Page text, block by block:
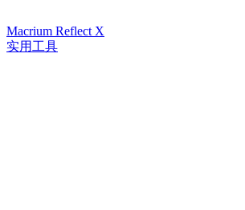
Macrium Reflect X
实用工具